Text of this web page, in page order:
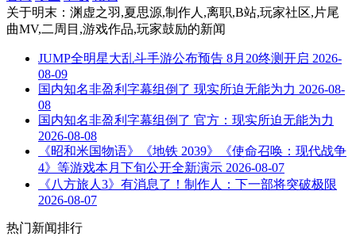
关于明末：渊虚之羽,夏思源,制作人,离职,B站,玩家社区,片尾
曲MV,二周目,游戏作品,玩家鼓励的新闻
JUMP全明星大乱斗手游公布预告 8月20终测开启 2026-
08-09
国内知名非盈利字幕组倒了 现实所迫无能为力 2026-08-
08
国内知名非盈利字幕组倒了 官方：现实所迫无能为力
2026-08-08
《昭和米国物语》《地铁 2039》《使命召唤：现代战争
4》等游戏本月下旬公开全新演示 2026-08-07
《八方旅人3》有消息了！制作人：下一部将突破极限
2026-08-07
热门新闻排行